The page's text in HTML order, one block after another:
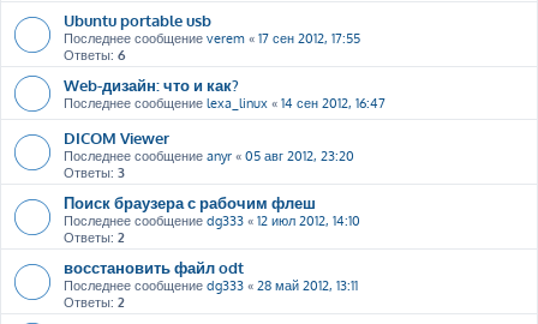
Ubuntu portable usb
Последнее сообщение verem « 17 сен 2012, 17:55
Ответы: 6
Web-дизайн: что и как?
Последнее сообщение lexa_linux « 14 сен 2012, 16:47
DICOM Viewer
Последнее сообщение anyr « 05 авг 2012, 23:20
Ответы: 3
Поиск браузера с рабочим флеш
Последнее сообщение dg333 « 12 июл 2012, 14:10
Ответы: 2
восстановить файл odt
Последнее сообщение dg333 « 28 май 2012, 13:11
Ответы: 2